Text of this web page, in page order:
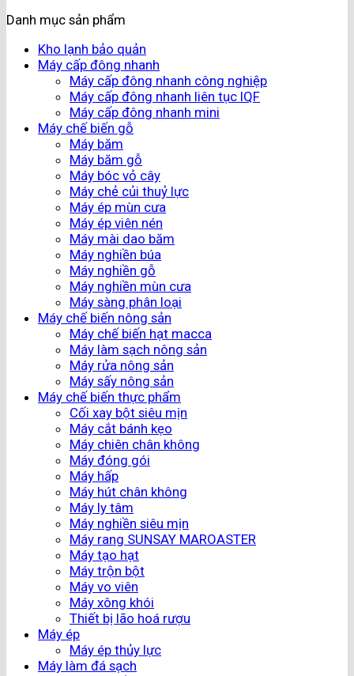
Danh mục sản phẩm
Kho lạnh bảo quản
Máy cấp đông nhanh
Máy cấp đông nhanh công nghiệp
Máy cấp đông nhanh liên tục IQF
Máy cấp đông nhanh mini
Máy chế biến gỗ
Máy băm
Máy băm gỗ
Máy bóc vỏ cây
Máy chẻ củi thuỷ lực
Máy ép mùn cưa
Máy ép viên nén
Máy mài dao băm
Máy nghiền búa
Máy nghiền gỗ
Máy nghiền mùn cưa
Máy sàng phân loại
Máy chế biến nông sản
Máy chế biến hạt macca
Máy làm sạch nông sản
Máy rửa nông sản
Máy sấy nông sản
Máy chế biến thực phẩm
Cối xay bột siêu mịn
Máy cắt bánh kẹo
Máy chiên chân không
Máy đóng gói
Máy hấp
Máy hút chân không
Máy ly tâm
Máy nghiền siêu mịn
Máy rang SUNSAY MAROASTER
Máy tạo hạt
Máy trộn bột
Máy vo viên
Máy xông khói
Thiết bị lão hoá rượu
Máy ép
Máy ép thủy lực
Máy làm đá sạch